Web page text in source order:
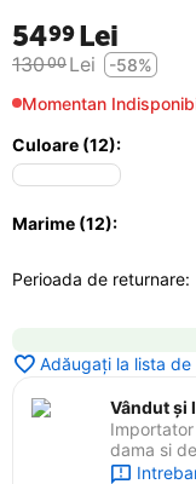
5499 Lei
13000 Lei
-58%
Momentan
Culoare (12):
Marime (12):
Perioada de returnare:
Adăugați la lista
Vândut și
dama si